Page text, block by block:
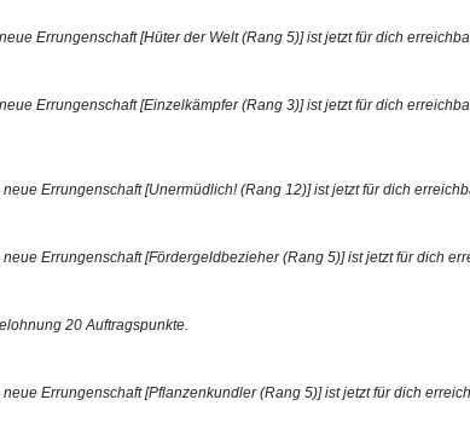
Errungenschaft [Hüter der Welt (Rang 5)] ist jetzt für dich
Errungenschaft [Einzelkämpfer (Rang 3)] ist jetzt für dich
Errungenschaft [Unermüdlich! (Rang 12)] ist jetzt für dich
Errungenschaft [Fördergeldbezieher (Rang 5)] ist jetzt für dich
20 Auftragspunkte.
Errungenschaft [Pflanzenkundler (Rang 5)] ist jetzt für dich